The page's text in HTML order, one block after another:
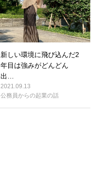
新しい環境に飛び込んだ2
年目は強みがどんどん
出…
2021.09.13
公務員からの起業の話